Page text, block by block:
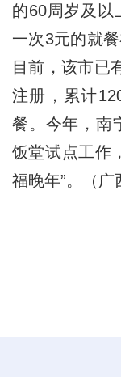
的60周岁及以
一次3元的就
目前，该市已
注册，累计
餐。今年，南
饭堂试点工作
福晚年”。（广